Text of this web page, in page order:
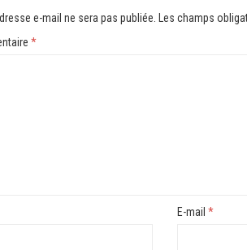
e-mail ne sera pas publiée. Les champs
*
E-mail *